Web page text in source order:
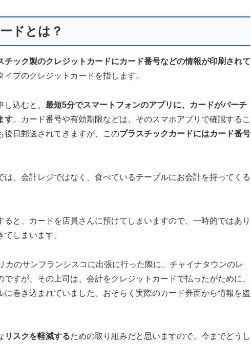
ドとは？
チック製のクレジットカードにカード番号などの情報が印刷されて
イプのクレジットカードを指します。
込むと、 最短5分でスマートフォンのアプリに、カードがバーチ
す。カード番号や有効期限などは、そのスマホアプリで確認するこ
後日郵送されてきますが、このプラスチックカードにはカード番号
、会計レジではなく、食べているテーブルにお会計を持ってくる
と、カードを店員さんに預けてしまいますので、一時的ではあり
しまいます。
のサンフランシスコに出張に行った際に、チャイナタウンのレ
すが、その上司は、会計をクレジットカードで払ったがために、
巻き込まれていました。おそらく実際のカード券面から情報を盗
リスクを軽減するための取り組みだと思いますので、今までどうし